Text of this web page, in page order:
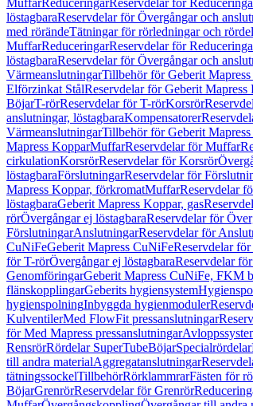
MuffarReduceringarReservdelar för
löstagbaraReservdelar för Övergångar och
med rörändeTätningar för rörledningar och
MuffarReduceringarReservdelar för
löstagbaraReservdelar för Övergångar och
VärmeanslutningarTillbehör för Geberit
Elförzinkat StålReservdelar för Geberit Mapress
BöjarT-rörReservdelar för T-rörKorsrör
anslutningar, löstagbaraKompensatorer
VärmeanslutningarTillbehör för Geberit
Mapress KopparMuffarReservdelar för Muffar
cirkulationKorsrörReservdelar för Korsrör
löstagbaraFörslutningarReservdelar för
Mapress Koppar, förkromatMuffarReservdelar
löstagbaraGeberit Mapress Koppar, gas
rörÖvergångar ej löstagbaraReservdelar för
FörslutningarAnslutningarReservdelar för
CuNiFeGeberit Mapress CuNiFeReservdelar
för T-rörÖvergångar ej löstagbaraReservdelar
GenomföringarGeberit Mapress CuNiFe, FKM
flänskopplingarGeberits hygiensystem
hygienspolningInbyggda hygienmoduler
KulventilerMed FlowFit pressanslutningar
för Med Mapress pressanslutningar
RensrörRördelar SuperTubeBöjarSpecialrördelar
till andra materialAggregatanslutningar
tätningssockelTillbehörRörklammrarFästen för
BöjarGrenrörReservdelar för Grenrör